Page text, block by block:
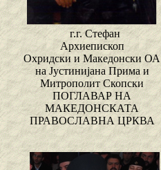
г.г. Стефан
Архиепископ
Охридски и Македонски ОА
на Јустинијана Прима и
Митрополит Скопски
ПОГЛАВАР НА
МАКЕДОНСКАТА
ПРАВОСЛАВНА ЦРКВА